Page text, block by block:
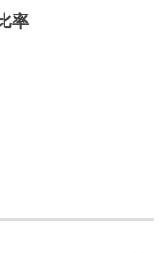
たは現役のエンジニ
の環境は、各自の責
る
するメンバーが中心
率